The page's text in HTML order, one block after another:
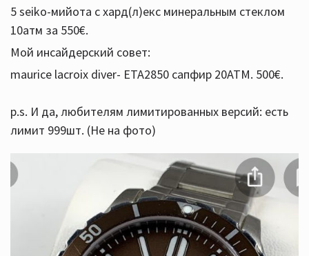
5 seiko-мийота с хард(л)екс минеральным стеклом
10атм за 550€.
Мой инсайдерский совет:
maurice lacroix diver- ETA2850 сапфир 20АТМ. 500€.
p.s. И да, любителям лимитированных версий: есть
лимит 999шт. (Не на фото)